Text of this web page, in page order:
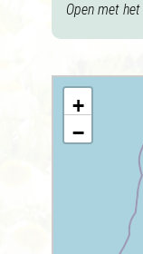
Open met
+
−